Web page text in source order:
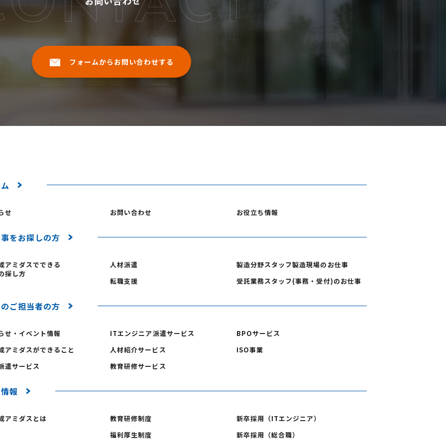
フォームからお問い合わせする
せ お問い合わせ お役立ち情報
をお探しの方
アミダスでできる
探し方
人材派遣
転職支援
製造分野スタッフ製造現場のお仕事
受託業務スタッフ(事務・受付)のお仕事
ご担当者の方
せ・イベント情報
アミダスができること
遣サービス
ITエンジニア派遣サービス
人材紹介サービス
教育研修サービス
BPOサービス
ISO事業
報
アミダスとは
教育研修制度
福利厚生制度
新卒採用（ITエンジニア）
新卒採用（総合職）